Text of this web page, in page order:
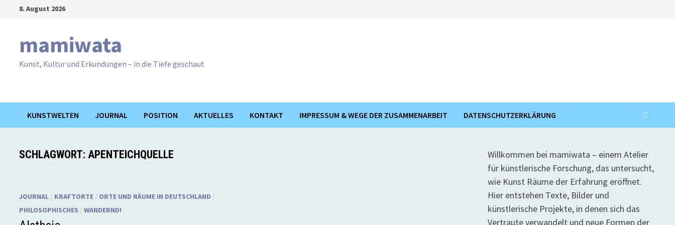
8. August 2026
mamiwata
Kunst, Kultur und Erkundungen – in die Tiefe geschaut
KUNSTWELTEN JOURNAL POSITION AKTUELLES KONTAKT IMPRESSUM & WEGE DER ZUSAMMENARBEIT DATENSCHUTZERKLÄRUNG
SCHLAGWORT:APENTEICHQUELLE
JOURNAL / KRAFTORTE / ORTE UND RÄUME IN DEUTSCHLAND /
PHILOSOPHISCHES /WANDERND!
Willkommen bei mamiwata – einem Atelier
für künstlerische Forschung, das untersucht,
wie Kunst Räume der Erfahrung eröffnet.
Hier entstehen Texte, Bilder und
künstlerische Projekte, in denen sich das
Vertraute verwandelt und neue Formen der